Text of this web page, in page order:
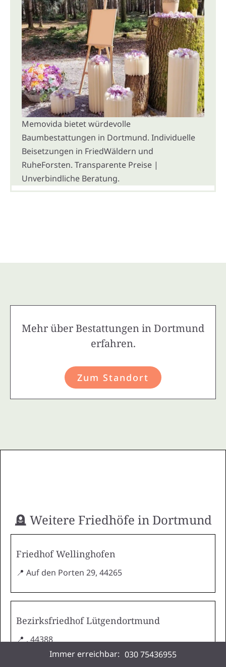
Memovida bietet würdevolle
Baumbestattungen in Dortmund. Individuelle
Beisetzungen in FriedWäldern und
RuheForsten. Transparente Preise |
Unverbindliche Beratung.
Mehr über Bestattungen in Dortmund
erfahren.
Zum Standort
🪦 Weitere Friedhöfe in Dortmund
Friedhof Wellinghofen
📍 Auf den Porten 29, 44265
Bezirksfriedhof Lütgendortmund
📍 , 44388
Immer erreichbar: 030 75436955